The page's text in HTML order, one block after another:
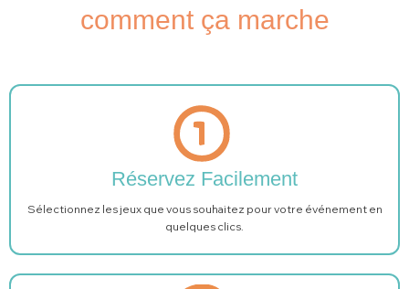
comment ça marche
Réservez Facilement
Sélectionnez les jeux que vous souhaitez pour votre événement en
quelques clics.